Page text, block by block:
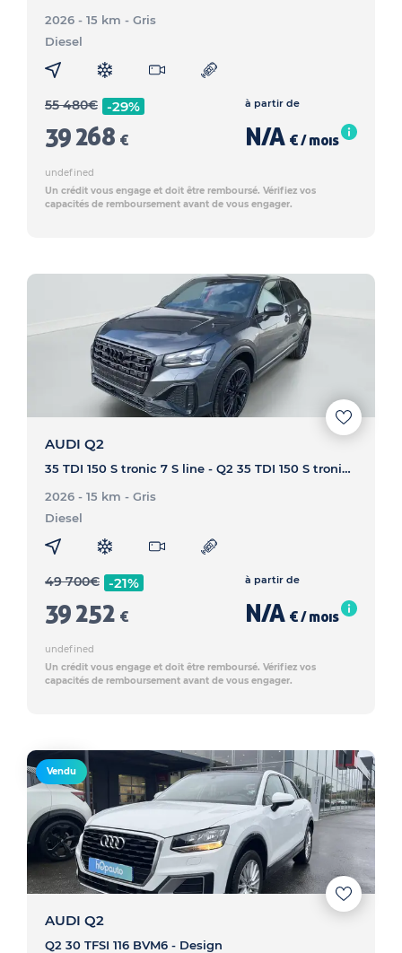
2026 - 15 km - Gris
Diesel
55 480€ -29%
39 268 €
à partir de
N/A € / mois
undefined
Un crédit vous engage et doit être remboursé. Vérifiez vos
capacités de remboursement avant de vous engager.
AUDI Q2
35 TDI 150 S tronic 7 S line - Q2 35 TDI 150 S tronic 7 S line
2026 - 15 km - Gris
Diesel
49 700€ -21%
39 252 €
à partir de
N/A € / mois
undefined
Un crédit vous engage et doit être remboursé. Vérifiez vos
capacités de remboursement avant de vous engager.
Vendu
AUDI Q2
Q2 30 TFSI 116 BVM6 - Design